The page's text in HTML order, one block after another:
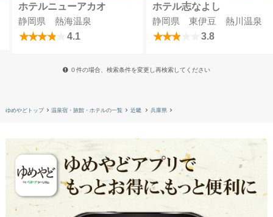
ホテルニューアカオ
静岡県 熱海温泉
4.1
ホテル志なよし
静岡県 東伊豆 熱川温泉
3.8
０件の場合、検索条件を変更し再検索してください
ゆめやどトップ 温泉宿・旅館・ホテルの一覧 近畿 兵庫県